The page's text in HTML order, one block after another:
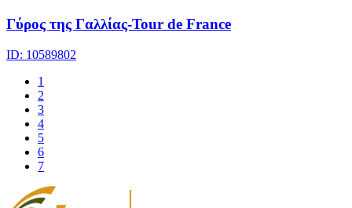
Γύρος της Γαλλίας-Tour de France
ID: 10589802
1
2
3
4
5
6
7